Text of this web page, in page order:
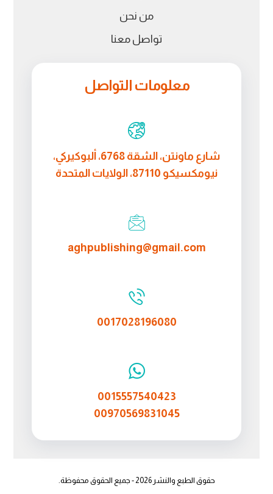
من نحن
تواصل معنا
معلومات التواصل
شارع ماونتن، الشقة 6768، ألبوكيركي،
نيومكسيكو 87110، الولايات المتحدة
aghpublishing@gmail.com
0017028196080
0015557540423
00970569831045
حقوق الطبع والنشر 2026 - جميع الحقوق محفوظة.